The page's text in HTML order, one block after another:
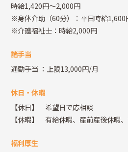
時給1,420円～2,000円
※身体介助（60分）：平日時給
※介護福祉士：時給2,000円
諸手当
通勤手当 ：上限13,000円/月
休日・休暇
【休日】 希望日で応相談
【休暇】 有給休暇、産前産後休暇
福利厚生